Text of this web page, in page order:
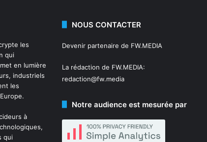
les
qui
en lumière
industriels
les
à
qui
NOUS CONTACTER
Devenir partenaire de FW.MEDIA
La rédaction de FW.MEDIA:
redaction@fw.media
Notre audience est mesurée par